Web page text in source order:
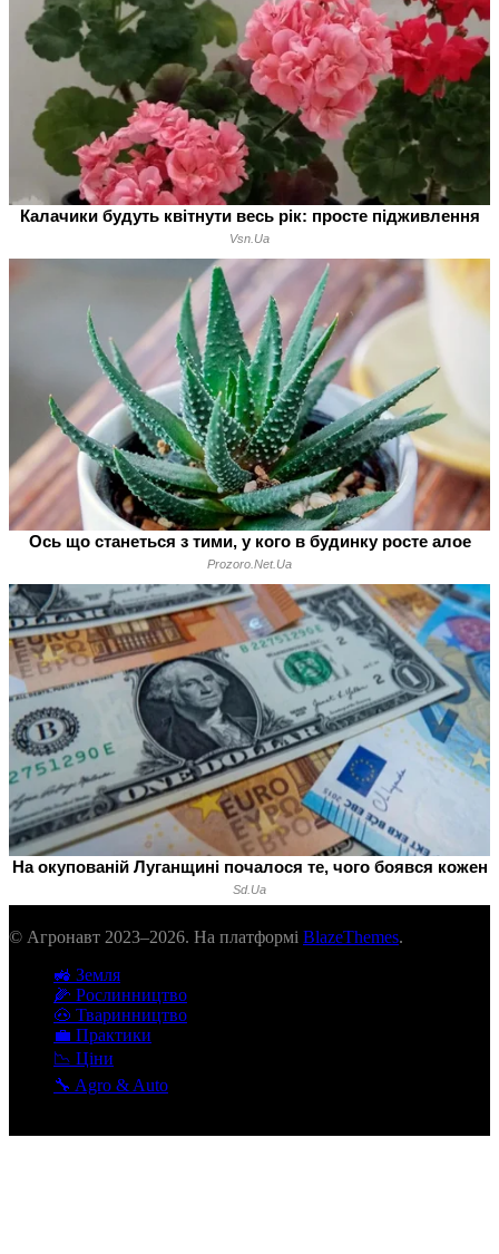
© Агронавт 2023–2026. На платформі BlazeThemes.
🚜 Земля
🌽 Рослинництво
🐽 Тваринництво
💼 Практики
📉 Ціни
🔧 Agro & Auto